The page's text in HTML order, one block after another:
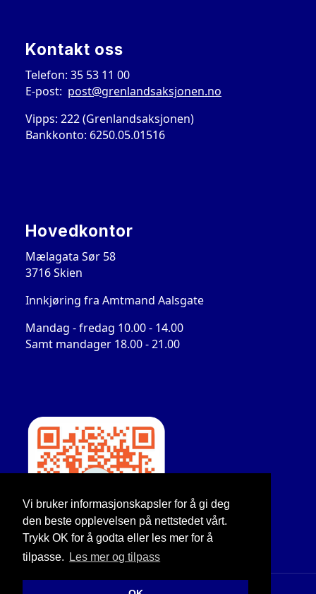
Vi bruker informasjonskapsler for å gi deg
den beste opplevelsen på nettstedet vårt.
Trykk OK for å godta eller les mer for å
tilpasse.
Les mer og tilpass
Kontakt oss
Telefon: 35 53 11 00
E-post: post@grenlandsaksjonen.no
Vipps: 222 (Grenlandsaksjonen)
Bankkonto: 6250.05.01516
Hovedkontor
Mælagata Sør 58
3716 Skien
Innkjøring fra Amtmand Aalsgate
Mandag - fredag 10.00 - 14.00
Samt mandager 18.00 - 21.00